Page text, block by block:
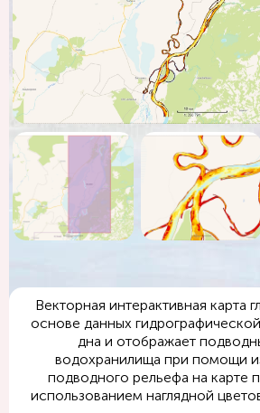
Векторная интерактивная карта
основе данных
дна и отображает
водохранилища при помощи
подводного рельефа на карте
использованием наглядной